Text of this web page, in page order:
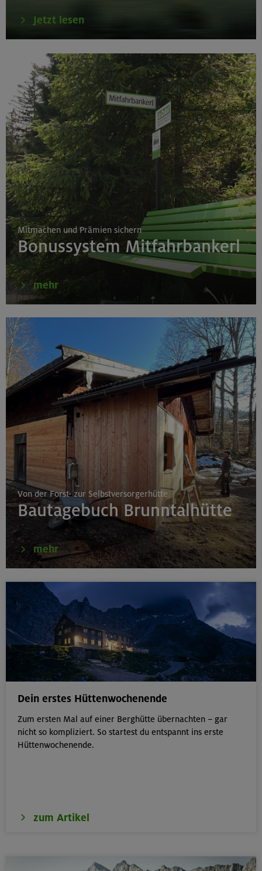
Jetzt lesen
Mitmachen und Prämien sichern
Bonussystem Mitfahrbankerl
mehr
Von der Forst- zur Selbstversorgerhütte
Bautagebuch Brunntalhütte
mehr
Dein erstes Hüttenwochenende
Zum ersten Mal auf einer Berghütte übernachten – gar
nicht so kompliziert. So startest du entspannt ins erste
Hüttenwochenende.
zum Artikel